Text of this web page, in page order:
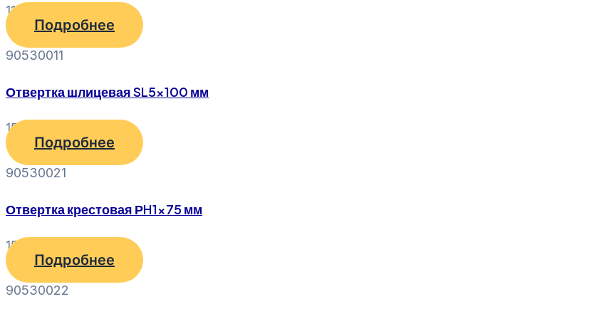
110
Подробнее
90530011
Отвертка шлицевая SL5x100 мм
150
Подробнее
90530021
Отвертка крестовая РH1x75 мм
150
Подробнее
90530022